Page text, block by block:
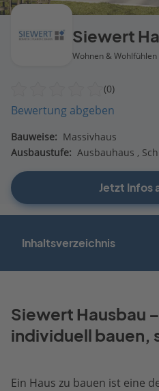
Siewert
Wohnen & Wohlfühlen
(0)
Bewertung abgeben
Bauweise: Massivhaus
Ausbaustufe: Ausbauhaus
Jetzt Infos
Inhaltsverzeichnis
Siewert Hausbau
individuell bauen,
Ein Haus zu bauen ist eine